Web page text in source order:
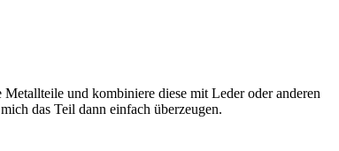
und kombiniere diese mit Leder oder anderen
das Teil dann einfach überzeugen.